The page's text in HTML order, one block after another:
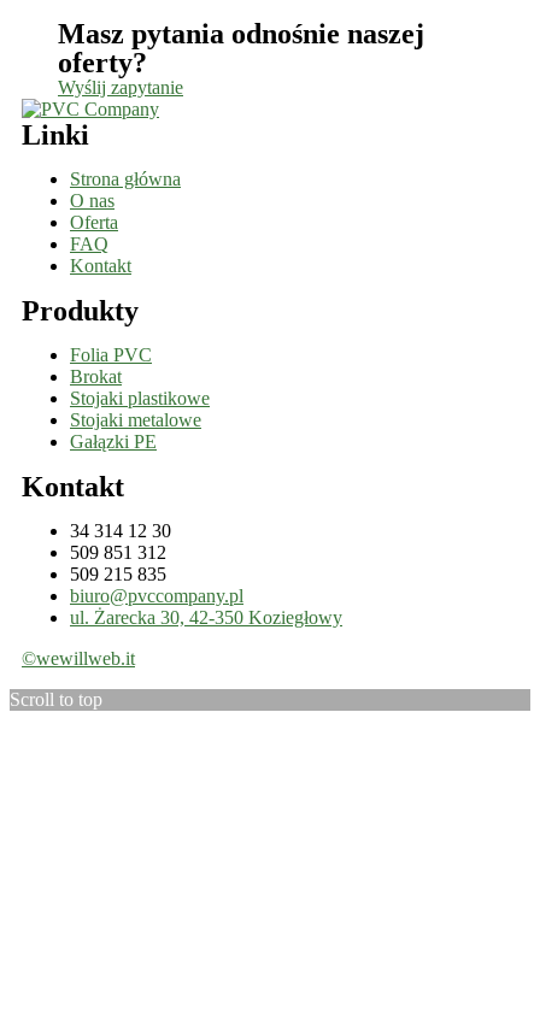
Masz pytania odnośnie naszej
oferty?
Wyślij zapytanie
Linki
Strona główna
O nas
Oferta
FAQ
Kontakt
Produkty
Folia PVC
Brokat
Stojaki plastikowe
Stojaki metalowe
Gałązki PE
Kontakt
34 314 12 30
509 851 312
509 215 835
biuro@pvccompany.pl
ul. Żarecka 30, 42-350 Koziegłowy
©wewillweb.it
Scroll to top